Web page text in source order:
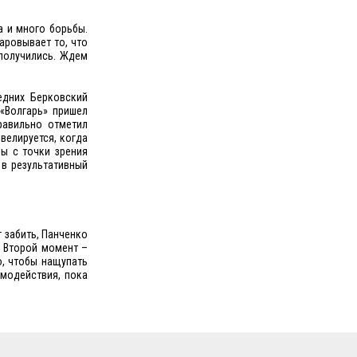
и много борьбы.
то, что
Ждем
Берковский
пришел
отметил
когда
с точки зрения
результативный
Панченко
Второй момент –
чтобы нащупать
пока